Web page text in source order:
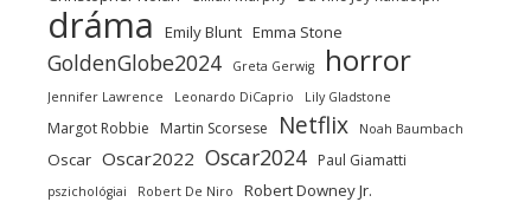
dráma Emily Blunt Emma Stone
GoldenGlobe2024 Greta Gerwig horror
Jennifer Lawrence Leonardo DiCaprio Lily Gladstone
Margot Robbie Martin Scorsese Netflix Noah Baumbach
Oscar Oscar2022 Oscar2024 Paul Giamatti
pszichológiai Robert De Niro Robert Downey Jr.